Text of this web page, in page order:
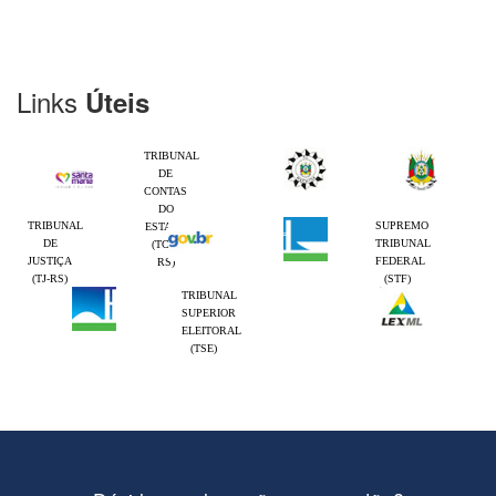
Links Úteis
TRIBUNAL
DE
CONTAS
DO
ESTADO
(TCE-
RS)
TRIBUNAL
DE
JUSTIÇA
(TJ-RS)
SUPREMO
TRIBUNAL
FEDERAL
(STF)
TRIBUNAL
SUPERIOR
ELEITORAL
(TSE)